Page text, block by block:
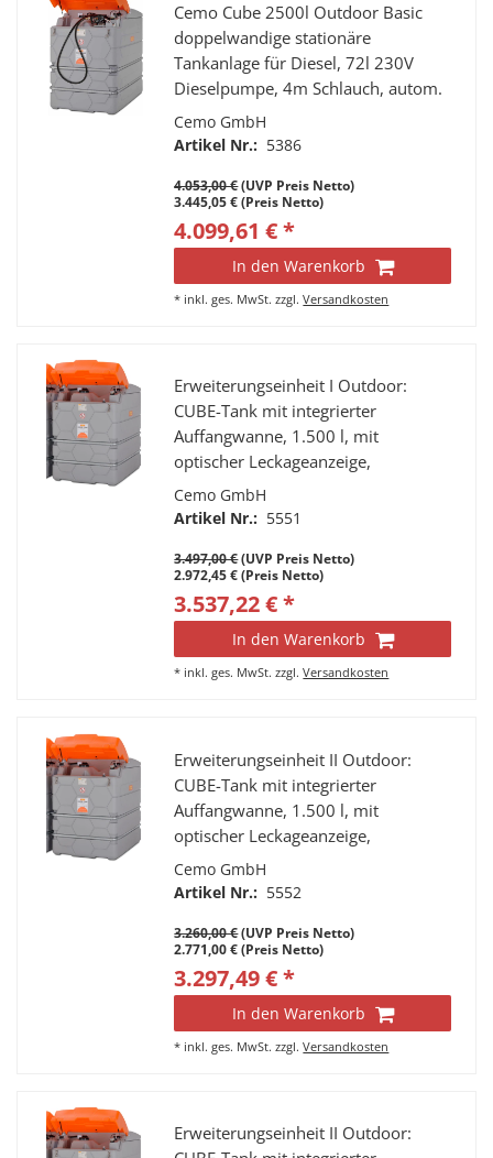
Cemo Cube 2500l Outdoor Basic
doppelwandige stationäre
Tankanlage für Diesel, 72l 230V
Dieselpumpe, 4m Schlauch, autom.
Zapfpistole, Deckel
Cemo GmbH
Artikel Nr.: 5386
4.053,00 €(UVP Preis Netto)
3.445,05 € (Preis Netto)
4.099,61 € *
In den Warenkorb
* inkl. ges. MwSt. zzgl.Versandkosten
Erweiterungseinheit I Outdoor:
CUBE-Tank mit integrierter
Auffangwanne, 1.500 l, mit
optischer Leckageanzeige,
Befüllanschluss mit TW-Kupplung
und Grenzwertgeber,
Füllstandsanzeiger,
Entnahmeleitung mit Verbindung
zum 1. Tank, komplett montiert,
zusätzlich mit Klappdeckel.
Cemo GmbH
Artikel Nr.: 5551
3.497,00 €(UVP Preis Netto)
2.972,45 € (Preis Netto)
3.537,22 € *
In den Warenkorb
* inkl. ges. MwSt. zzgl.Versandkosten
Erweiterungseinheit II Outdoor:
CUBE-Tank mit integrierter
Auffangwanne, 1.500 l, mit
optischer Leckageanzeige,
Befüllanschluss mit TW-Kupplung
und Grenzwertgeber,
Füllstandsanzeiger,
Entnahmeleitung mit Verbindung
zum 1. Tank, komplett montiert,
zusätzlich mit Klappdeckel.
Cemo GmbH
Artikel Nr.: 5552
3.260,00 €(UVP Preis Netto)
2.771,00 € (Preis Netto)
3.297,49 € *
In den Warenkorb
* inkl. ges. MwSt. zzgl.Versandkosten
Erweiterungseinheit II Outdoor: